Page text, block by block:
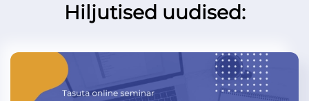
Hiljutised uudised: